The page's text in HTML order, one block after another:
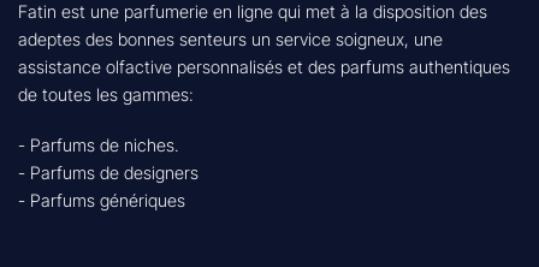
Fatin est une parfumerie en ligne qui met à la disposition des
adeptes des bonnes senteurs un service soigneux, une
assistance olfactive personnalisés et des parfums authentiques
de toutes les gammes:
- Parfums de niches.
- Parfums de designers
- Parfums génériques